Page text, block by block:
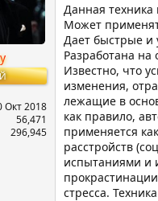
Окт 2018
56,471
296,945
Данная
Может
Дает быстрые и
Разработана
Известно, что
изменения,
лежащие в
как правило,
применяется
расстройств
испытаниями и
стресса.